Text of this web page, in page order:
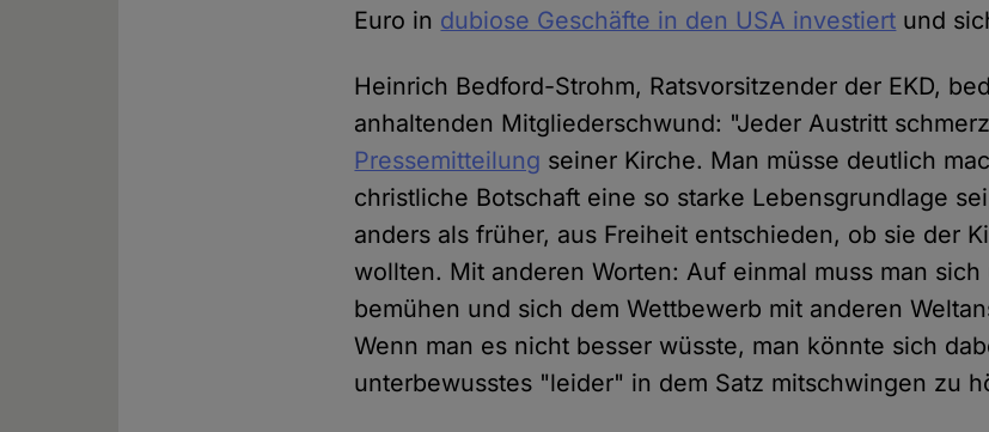
Euro in dubiose Geschäfte in den USA investiert und
Heinrich Bedford-Strohm, Ratsvorsitzender der EKD,
anhaltenden Mitgliederschwund: "Jeder Austritt
Pressemitteilung seiner Kirche. Man müsse deutlich
christliche Botschaft eine so starke Lebensgrundlage
anders als früher, aus Freiheit entschieden, ob sie der
wollten. Mit anderen Worten: Auf einmal muss man
bemühen und sich dem Wettbewerb mit anderen
Wenn man es nicht besser wüsste, man könnte sich
unterbewusstes "leider" in dem Satz mitschwingen zu